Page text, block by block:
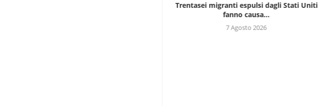
Trentasei migranti espulsi dagli Stati Uniti
fanno causa...
7 Agosto 2026